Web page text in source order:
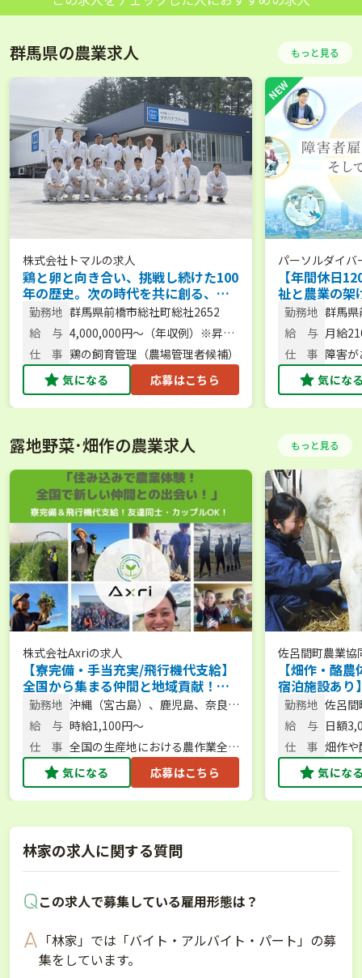
群馬県の農業求人 もっと見る
株式会社トマルの求人
鶏と卵と向き合い、挑戦し続けた100
年の歴史。次の時代を共に創る、農
場長候補を募集。 【未経験歓迎／人
柄重視】
勤務地 群馬県前橋市総社町総社2652
給 与 4,000,000円～（年収例）※昇
給・賞与あり
仕 事 鶏の飼育管理（農場管理者候補）
気になる
応募はこちら
パーソルダイバ
【年間休日
祉と農業の架
「できた！
勤務／安心
勤務地 群馬
地22
給 与 月給
仕 事 障害
気にな
露地野菜･畑作の農業求人 もっと見る
株式会社Axriの求人
【寮完備・手当充実/飛行機代支給】
全国から集まる仲間と地域貢献！農
繁期をサポートする短期アルバイト
を大募集！／大型特殊・フォークリ
フト免許保有者、大歓迎！
勤務地 沖縄（宮古島）、鹿児島、奈良、
北海道など
給 与 時給1,100円〜
仕 事 全国の生産地における農作業全般
／農作業・スタッフ管理
気になる 応募はこちら
佐呂間町農業協
【畑作・酪
宿泊施設あり
体験から新
スで始めら
勤務地 佐呂
給 与 日額
仕 事 畑作
気にな
林家の求人に関する質問
この求人で募集している雇用形態は？
「林家」では「バイト・アルバイト・パート」の募
集をしています。